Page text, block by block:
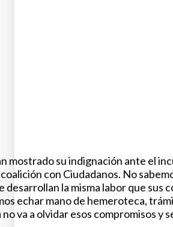
mostrado su indignación ante el
con Ciudadanos. No
desarrollan la misma labor que sus
echar mano de hemeroteca,
no va a olvidar esos compromisos y